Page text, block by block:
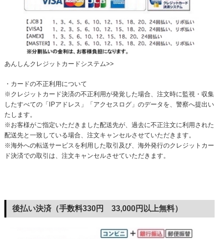
あんしんクレジットカードシステム>>
・カードの不正利用について
※クレジットカード決済の不正利用が発覚した場合、注文時に監視・収集
したすべての「IPアドレス」「アクセスログ」のデータを、警察へ提出い
たします。
※お客様がご指定いただきました配送先が、過去に不正注文に利用された
配送先と一致している場合、注文キャンセルさせていただきます。
※海外への転送サービスを利用した取引及び、海外発行のクレジットカー
ド決済での取引は、注文キャンセルさせていただきます。
後払い決済（手数料330円 33,000円以上無料）